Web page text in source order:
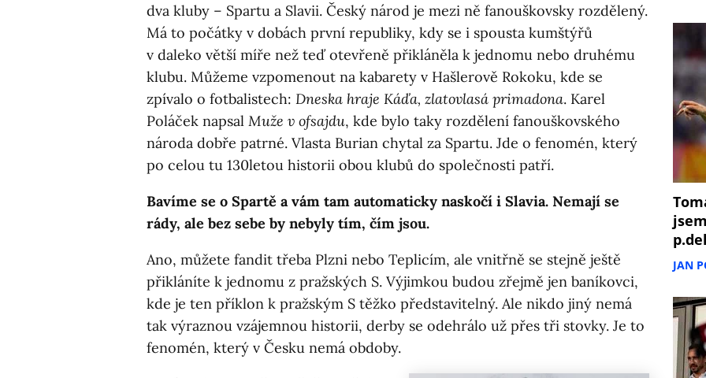
dva kluby – Spartu a Slavii. Český národ je mezi ně fanouškovsky rozdělený.
Má to počátky v dobách první republiky, kdy se i spousta kumštýřů
v daleko větší míře než teď otevřeně přikláněla k jednomu nebo druhému
klubu. Můžeme vzpomenout na kabarety v Hašlerově Rokoku, kde se
zpívalo o fotbalistech: Dneska hraje Káďa, zlatovlasá primadona. Karel
Poláček napsal Muže v ofsajdu, kde bylo taky rozdělení fanouškovského
národa dobře patrné. Vlasta Burian chytal za Spartu. Jde o fenomén, který
po celou tu 130letou historii obou klubů do společnosti patří.
Bavíme se o Spartě a vám tam automaticky naskočí i Slavia. Nemají se
rády, ale bez sebe by nebyly tím, čím jsou.
Ano, můžete fandit třeba Plzni nebo Teplicím, ale vnitřně se stejně ještě
přikláníte k jednomu z pražských S. Výjimkou budou zřejmě jen baníkovci,
kde je ten příklon k pražským S těžko představitelný. Ale nikdo jiný nemá
tak výraznou vzájemnou historii, derby se odehrálo už přes tři stovky. Je to
fenomén, který v Česku nemá obdoby.
p.del
JAN